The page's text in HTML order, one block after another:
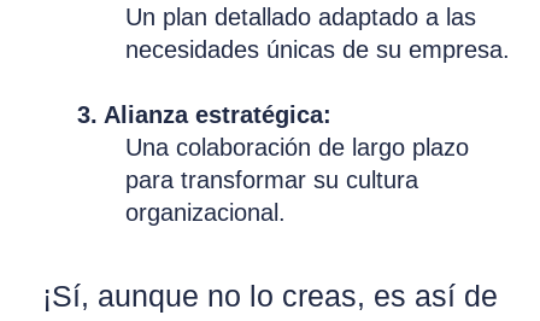
Un plan detallado adaptado a las
necesidades únicas de su empresa.
3. Alianza estratégica:
Una colaboración de largo plazo
para transformar su cultura
organizacional.
¡Sí, aunque no lo creas, es así de